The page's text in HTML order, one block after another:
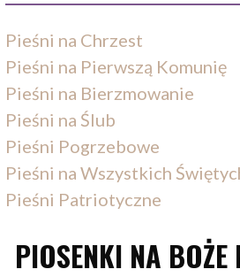
Pieśni na Chrzest
Pieśni na Pierwszą Komunię
Pieśni na Bierzmowanie
Pieśni na Ślub
Pieśni Pogrzebowe
Pieśni na Wszystkich
Pieśni Patriotyczne
PIOSENKI NA BOŻE